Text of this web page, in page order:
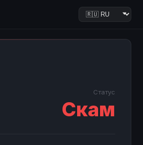
Статус
Скам